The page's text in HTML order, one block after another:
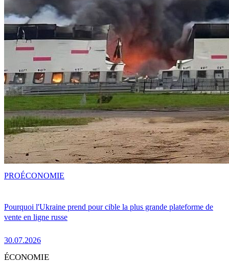
Pourquoi l'Ukraine prend pour cible la plus grande plateforme de
vente en ligne russe
30.07.2026
PROÉCONOMIE
ÉCONOMIE